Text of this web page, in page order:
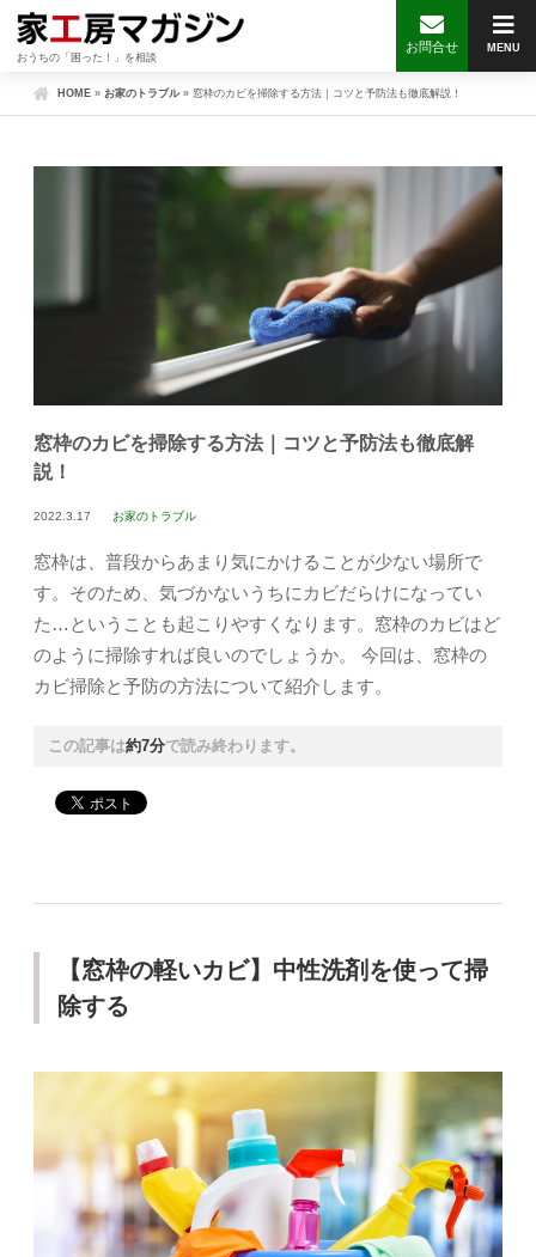
おうちの「困った！」を相談
MENU
お問合せ
HOME » お家のトラブル » 窓枠のカビを掃除する方法｜コツと予防法も徹底解説！
窓枠のカビを掃除する方法｜コツと予防法も徹底解
説！
2022.3.17 お家のトラブル
窓枠は、普段からあまり気にかけることが少ない場所で
す。そのため、気づかないうちにカビだらけになってい
た…ということも起こりやすくなります。窓枠のカビはど
のように掃除すれば良いのでしょうか。 今回は、窓枠の
カビ掃除と予防の方法について紹介します。
この記事は約7分で読み終わります。
【窓枠の軽いカビ】中性洗剤を使って掃
除する